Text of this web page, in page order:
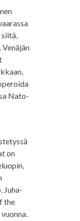
Venäjän
Nato-
on
Juha-
the